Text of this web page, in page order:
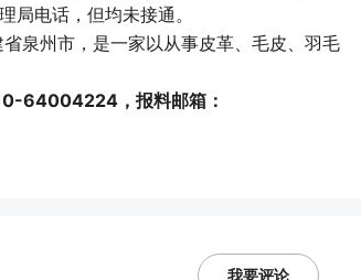
局电话，但均未接通。
泉州市，是一家以从事皮革、毛皮、羽毛
64004224，报料邮箱：
我要评论